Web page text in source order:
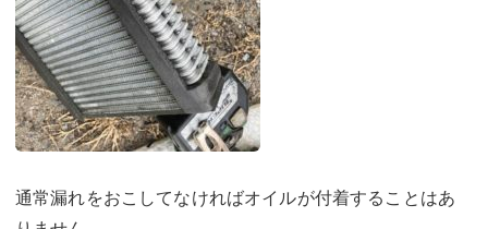
通常漏れをおこしてなければオイルが付着することはあ